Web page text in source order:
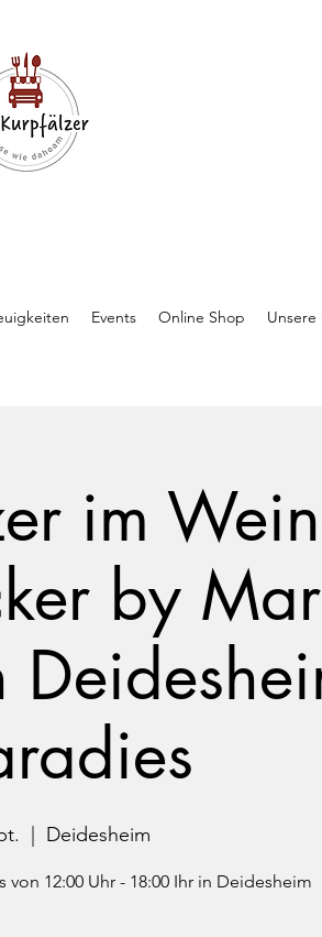
Events Online Shop Unsere
im
by
  |
Deidesheim
12:00 Uhr - 18:00 Ihr in Deidesheim